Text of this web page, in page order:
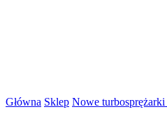
Główna Sklep Nowe turbosprężarki